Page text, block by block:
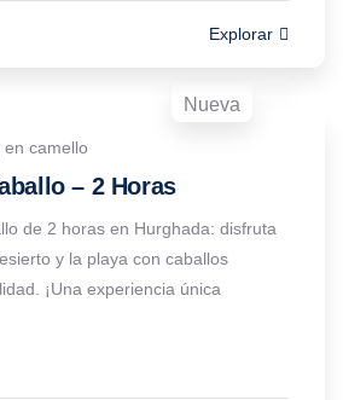
Explorar
Nueva
en camello
– 2 Horas
de 2 horas en Hurghada: disfruta
y la playa con caballos
¡Una experiencia única